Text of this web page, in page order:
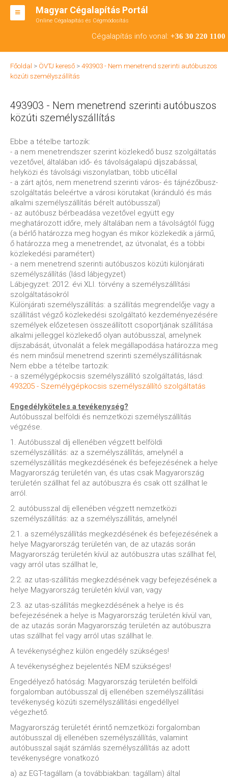
Magyar Cégalapítás Portál
Online Cégalapítás és Cégmódosítás
Cégalapítás info vonal: +36 30 220 1100
BT ALAPÍTÁS
RT ALAPÍTÁS
ÁTALAKULÁS
ENGEDÉLYKÖTELES
KAPCSOLAT
IRODÁK
Főoldal > ÖVTJ kereső > 493903 - Nem menetrend szerinti autóbuszos
közúti személyszállítás
493903 - Nem menetrend szerinti autóbuszos
közúti személyszállítás
Ebbe a tételbe tartozik:
- a nem menetrendszer szerint közlekedő busz szolgáltatás
vezetővel, általában idő- és távolságalapú díjszabással,
helyközi és távolsági viszonylatban, több uticéllal
- a zárt ajtós, nem menetrend szerinti város- és tájnézőbusz-
szolgáltatás beleértve a városi körutakat (kiránduló és más
alkalmi személyszállítás bérelt autóbusszal)
- az autóbusz bérbeadása vezetővel együtt egy
meghatározott időre, mely általában nem a távolságtól függ
(a bérlő határozza meg hogyan és mikor közlekedik a jármű,
ő határozza meg a menetrendet, az útvonalat, és a többi
közlekedési paramétert)
- a nem menetrend szerinti autóbuszos közúti különjárati
személyszállítás (lásd lábjegyzet)
Lábjegyzet: 2012. évi XLI. törvény a személyszállítási
szolgáltatásokról
Különjárati személyszállítás: a szállítás megrendelője vagy a
szállítást végző közlekedési szolgáltató kezdeményezésére
személyek előzetesen összeállított csoportjának szállítása
alkalmi jelleggel közlekedő olyan autóbusszal, amelynek
díjszabását, útvonalát a felek megállapodása határozza meg
és nem minősül menetrend szerinti személyszállításnak
Nem ebbe a tételbe tartozik:
- a személygépkocsis személyszállító szolgáltatás, lásd:
493205 - Személygépkocsis személyszállító szolgáltatás
Engedélyköteles a tevékenység?
Autóbusszal belföldi és nemzetközi személyszállítás
végzése.
1. Autóbusszal díj ellenében végzett belföldi
személyszállítás: az a személyszállítás, amelynél a
személyszállítás megkezdésének és befejezésének a helye
Magyarország területén van, és utas csak Magyarország
területén szállhat fel az autóbuszra és csak ott szállhat le
arról.
2. autóbusszal díj ellenében végzett nemzetközi
személyszállítás: az a személyszállítás, amelynél
2.1. a személyszállítás megkezdésének és befejezésének a
helye Magyarország területén van, de az utazás során
Magyarország területén kívül az autóbuszra utas szállhat fel,
vagy arról utas szállhat le,
2.2. az utas-szállítás megkezdésének vagy befejezésének a
helye Magyarország területén kívül van, vagy
2.3. az utas-szállítás megkezdésének a helye is és
befejezésének a helye is Magyarország területén kívül van,
de az utazás során Magyarország területén az autóbuszra
utas szállhat fel vagy arról utas szállhat le.
A tevékenységhez külön engedély szükséges!
A tevékenységhez bejelentés NEM szükséges!
Engedélyező hatóság: Magyarország területén belföldi
forgalomban autóbusszal díj ellenében személyszállítási
tevékenység közúti személyszállítási engedéllyel
végezhető.
Magyarország területét érintő nemzetközi forgalomban
autóbusszal díj ellenében személyszállítás, valamint
autóbusszal saját számlás személyszállítás az adott
tevékenységre vonatkozó
a) az EGT-tagállam (a továbbiakban: tagállam) által